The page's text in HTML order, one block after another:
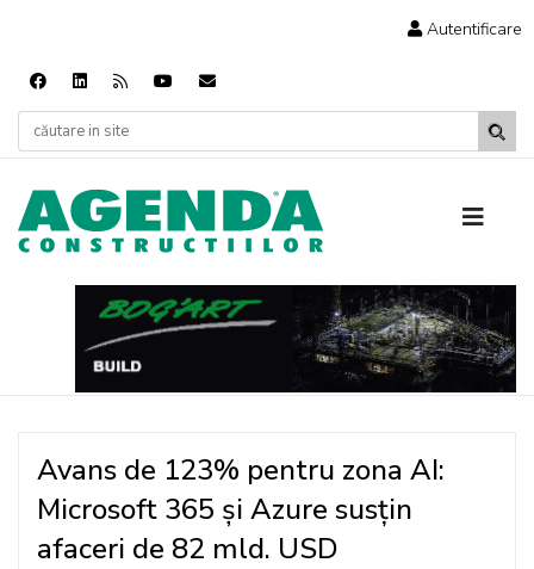
Autentificare
Avans de 123% pentru zona AI:
Microsoft 365 și Azure susțin
afaceri de 82 mld. USD